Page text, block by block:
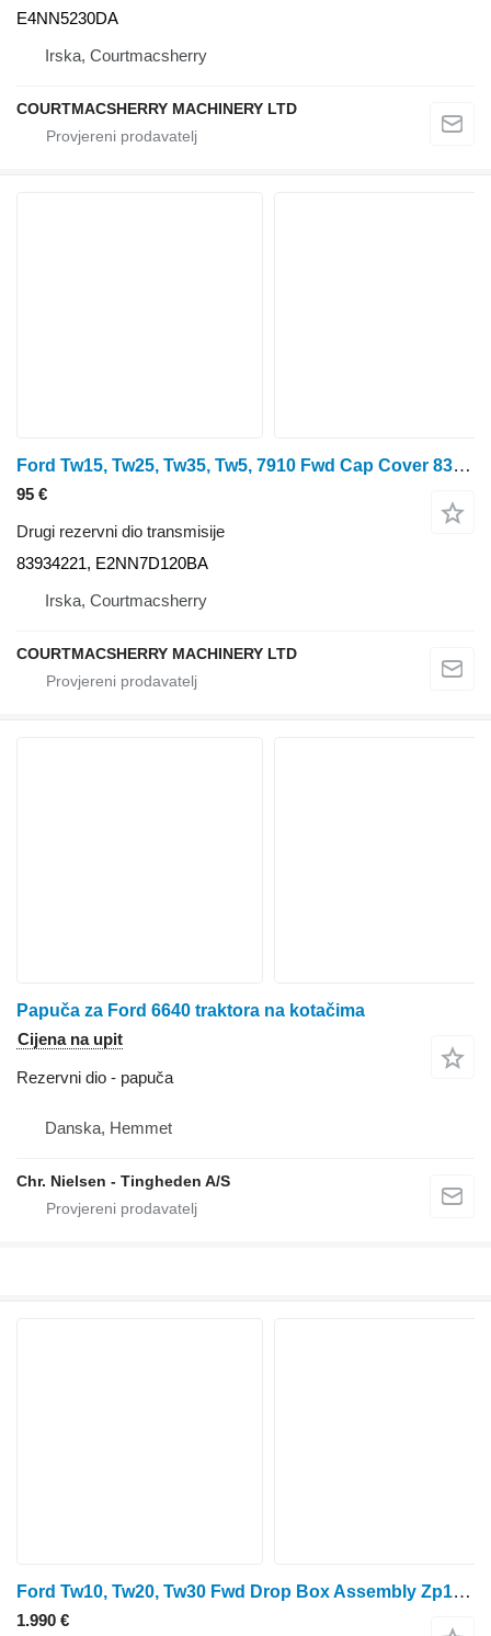
E4NN5230DA
Irska, Courtmacsherry
COURTMACSHERRY MACHINERY LTD
Ford Tw15, Tw25, Tw35, Tw5, 7910 Fwd Cap Cover 83934221 za traktora na kotačima
95 €
Drugi rezervni dio transmisije
83934221, E2NN7D120BA
Irska, Courtmacsherry
COURTMACSHERRY MACHINERY LTD
Papuča za Ford 6640 traktora na kotačima
Cijena na upit
Rezervni dio - papuča
Danska, Hemmet
Chr. Nielsen - Tingheden A/S
Ford Tw10, Tw20, Tw30 Fwd Drop Box Assembly Zp1927128, E0nn3n211aa, D4NN2N731A prijenosni mjenjač za traktora na kotačima
1.990 €